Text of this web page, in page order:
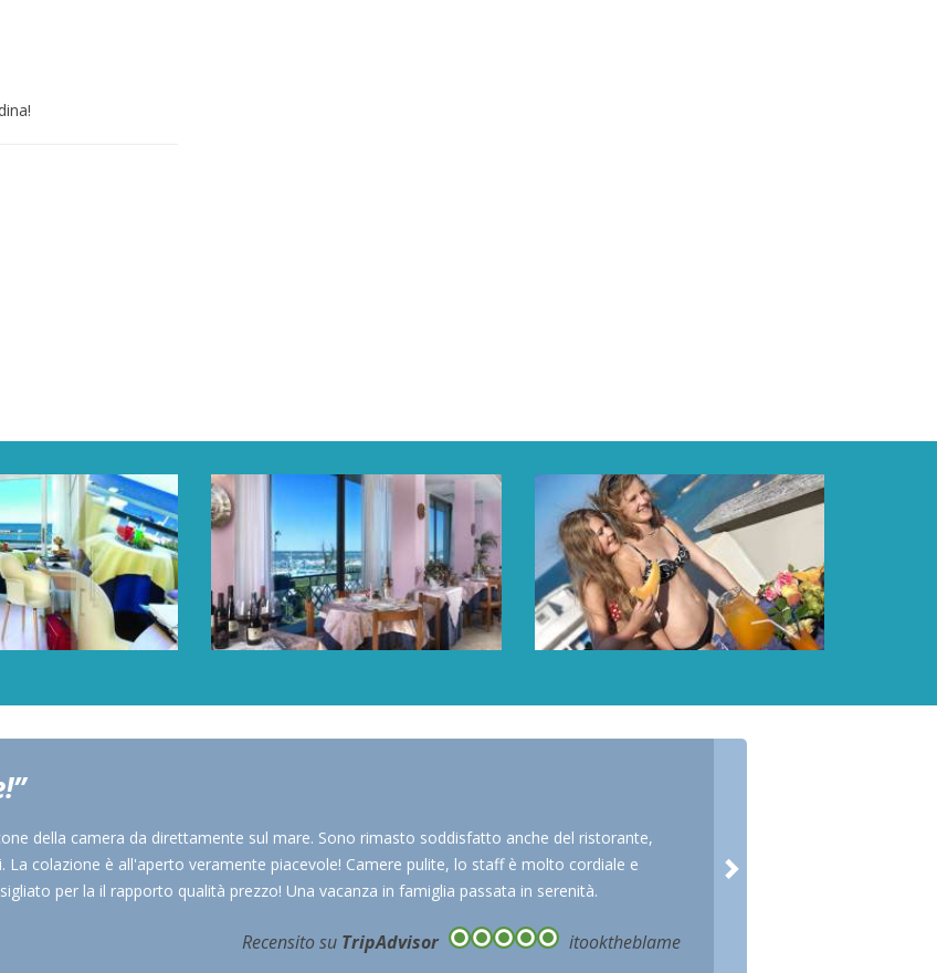
della camera da direttamente sul mare. Sono rimasto soddisfatto anche del ristorante,
La colazione è all'aperto veramente piacevole! Camere pulite, lo staff è molto cordiale e
per la il rapporto qualità prezzo! Una vacanza in famiglia passata in serenità.
Recensito su TripAdvisor itooktheblame